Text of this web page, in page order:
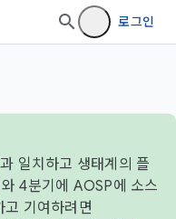
로그인
일치하고 생태계의 플
4분기에 AOSP에 소스
기여하려면